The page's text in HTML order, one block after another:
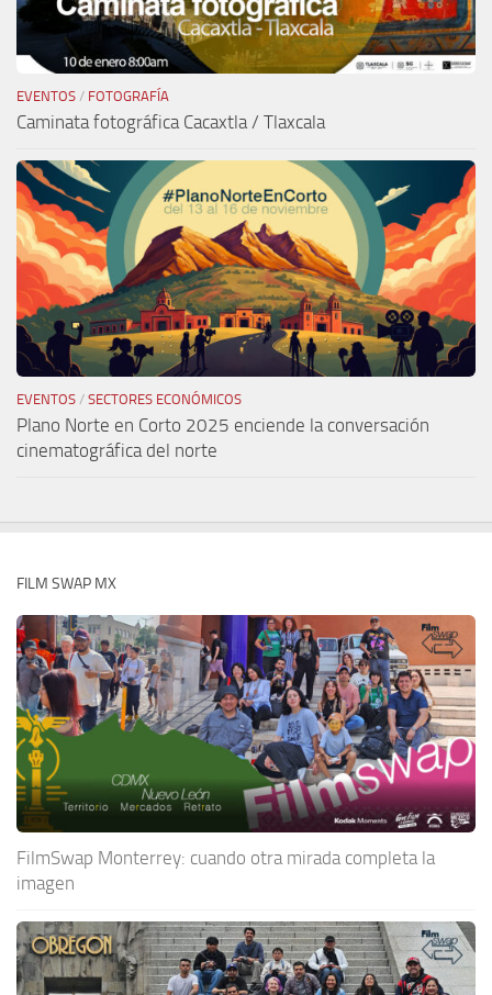
EVENTOS / FOTOGRAFÍA
Caminata fotográfica Cacaxtla / Tlaxcala
EVENTOS / SECTORES ECONÓMICOS
Plano Norte en Corto 2025 enciende la conversación
cinematográfica del norte
FILM SWAP MX
FilmSwap Monterrey: cuando otra mirada completa la
imagen